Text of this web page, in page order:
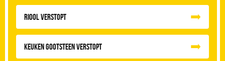
Riool Verstopt
Keuken Gootsteen Verstopt